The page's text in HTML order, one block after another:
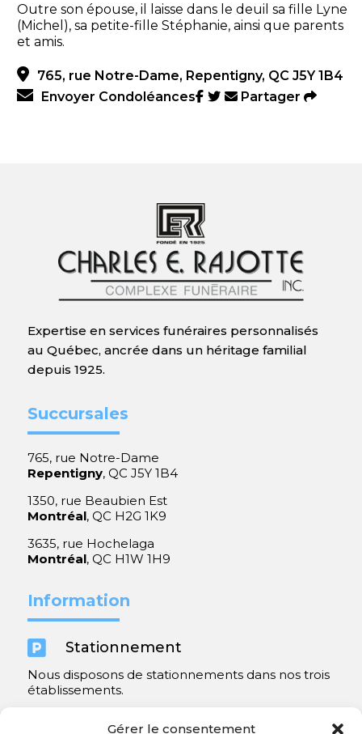
Gérer le consentement
Outre son épouse, il laisse dans le deuil sa fille Lyne
(Michel), sa petite-fille Stéphanie, ainsi que parents
et amis.
765, rue Notre-Dame, Repentigny, QC J5Y 1B4
Envoyer Condoléances
Partager
Expertise en services funéraires personnalisés
au Québec, ancrée dans un héritage familial
depuis 1925.
Succursales
765, rue Notre-Dame
Repentigny, QC J5Y 1B4
1350, rue Beaubien Est
Montréal, QC H2G 1K9
3635, rue Hochelaga
Montréal, QC H1W 1H9
Information
 Stationnement
Nous disposons de stationnements dans nos trois
établissements.